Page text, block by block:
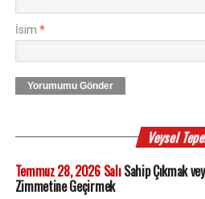
İsim *
Yorumumu Gönder
Veysel
Temmuz 28, 2026 SalıSahip Çıkmak
Zimmetine Geçirmek